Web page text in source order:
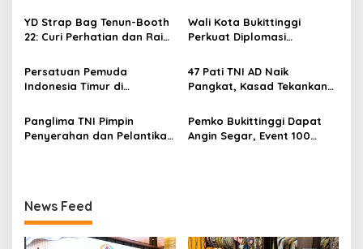
o
2026, Bukti Wastra
Nusantara Kian Digemari
YD Strap Bag Tenun-Booth
22: Curi Perhatian dan Raih
Memandang Wastra
dengan Citra Nan Anggun
Wali Kota Bukittinggi
Perkuat Diplomasi
Dubes Belanda dan Jerman
Sukseskan 100 Tahun Jam
Gadang
Persatuan Pemuda
Indonesia Timur di
Bertajuk “Torang Samua
Basudara”
47 Pati TNI AD Naik
Pangkat, Kasad Tekankan
Adaptasi
Panglima TNI Pimpin
Penyerahan dan Pelantikan
Pemko Bukittinggi Dapat
Angin Segar, Event 100
News Feed